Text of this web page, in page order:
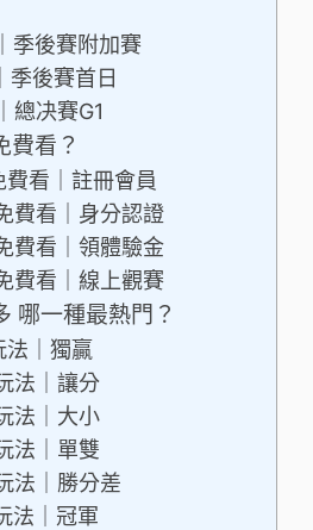
季後賽附加賽
季後賽首日
總决賽G1
費看？
看｜註冊會員
費看｜身分認證
費看｜領體驗金
費看｜線上觀賽
哪一種最熱門？
法｜獨贏
法｜讓分
法｜大小
法｜單雙
法｜勝分差
法｜冠軍